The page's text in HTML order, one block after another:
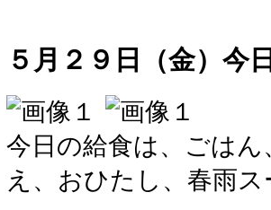
５月２９日（金）今
今日の給食は、ごは
え、おひたし、春雨